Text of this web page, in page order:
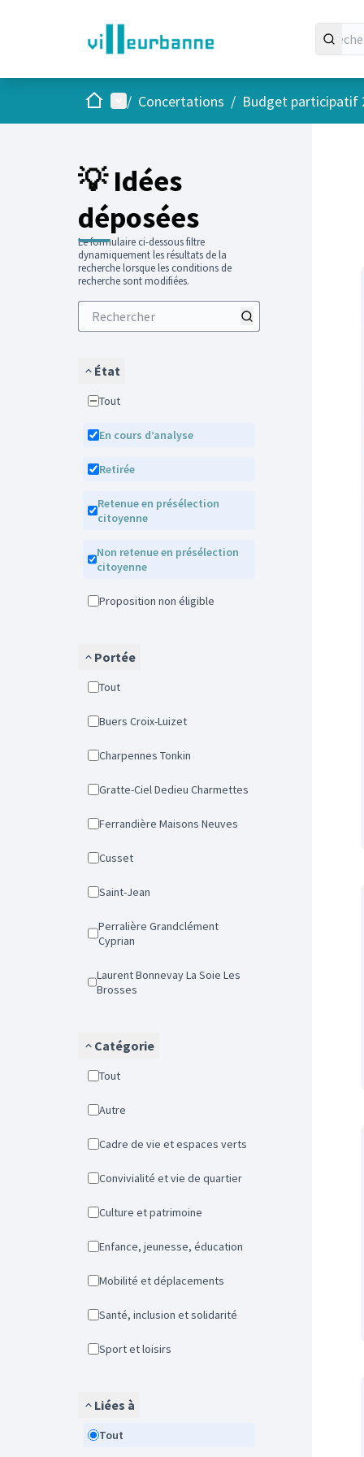
AccueilMenu principal
/ Concertations / Budget participatif
💡 Idées
déposées
Le formulaire ci-dessous filtre
dynamiquement les résultats de la
recherche lorsque les conditions de
recherche sont modifiées.
État
Tout
En cours d’analyse
Retirée
Retenue en présélection
citoyenne
Non retenue en présélection
citoyenne
Proposition non éligible
Portée
Tout
Buers Croix-Luizet
Charpennes Tonkin
Gratte-Ciel Dedieu Charmettes
Ferrandière Maisons Neuves
Cusset
Saint-Jean
Perralière Grandclément
Cyprian
Laurent Bonnevay La Soie Les
Brosses
Catégorie
Tout
Autre
Cadre de vie et espaces verts
Convivialité et vie de quartier
Culture et patrimoine
Enfance, jeunesse, éducation
Mobilité et déplacements
Santé, inclusion et solidarité
Sport et loisirs
Liées à
Tout